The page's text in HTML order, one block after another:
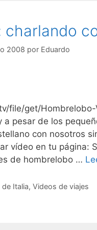
charlando
2008 por Eduardo
file/get/
a pesar de los
con nosotros
vídeo en tu página:
de hombrelobo …
Italia, Videos de viajes